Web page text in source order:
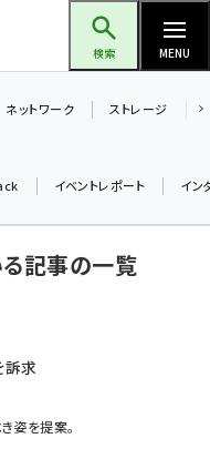
検索 MENU
いた勝利の絆～ (2308)
須夫のヒント集！ (2025)
ネットワーク ストレージ
イベントレポート イン
る記事の一覧
訴求
姿を提案。